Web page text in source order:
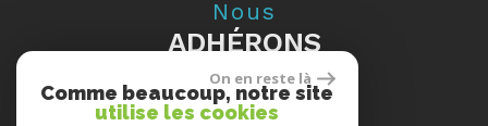
Nous
ADHÉRONS
On en reste là
Comme beaucoup, notre site
utilise les cookies